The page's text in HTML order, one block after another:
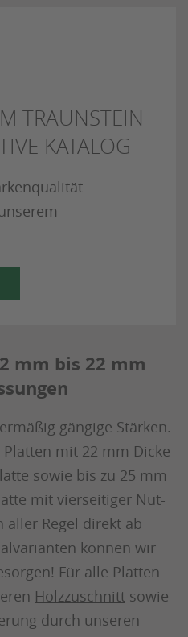
TRAUNSTEIN
KATALOG
mm bis 22 mm
gängige Stärken.
mit 22 mm Dicke
sowie bis zu 25 mm
mit vierseitiger Nut-
aller Regel direkt ab
können wir
Für alle Platten
Holzzuschnitt sowie
durch unseren